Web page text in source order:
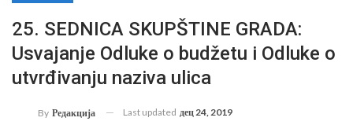
25. SEDNICA SKUPŠTINE GRADA:
Usvajanje Odluke o budžetu i Odluke o
utvrđivanju naziva ulica
By Редакција Last updated дец 24, 2019